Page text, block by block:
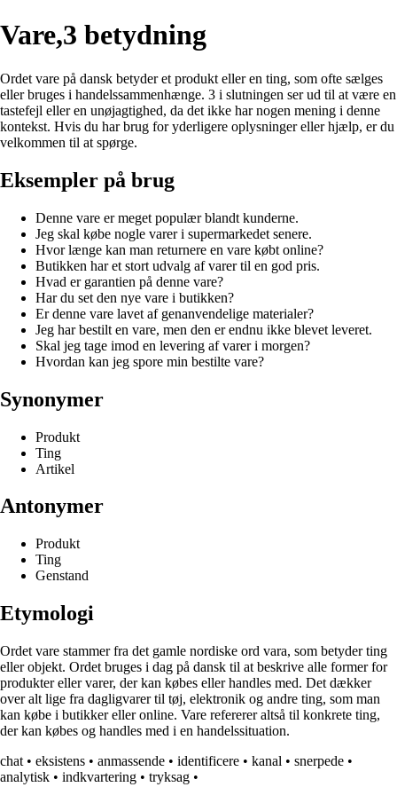
Vare,3 betydning
Ordet vare på dansk betyder et produkt eller en ting, som ofte sælges
eller bruges i handelssammenhænge. 3 i slutningen ser ud til at være en
tastefejl eller en unøjagtighed, da det ikke har nogen mening i denne
kontekst. Hvis du har brug for yderligere oplysninger eller hjælp, er du
velkommen til at spørge.
Eksempler på brug
Denne vare er meget populær blandt kunderne.
Jeg skal købe nogle varer i supermarkedet senere.
Hvor længe kan man returnere en vare købt online?
Butikken har et stort udvalg af varer til en god pris.
Hvad er garantien på denne vare?
Har du set den nye vare i butikken?
Er denne vare lavet af genanvendelige materialer?
Jeg har bestilt en vare, men den er endnu ikke blevet leveret.
Skal jeg tage imod en levering af varer i morgen?
Hvordan kan jeg spore min bestilte vare?
Synonymer
Produkt
Ting
Artikel
Antonymer
Produkt
Ting
Genstand
Etymologi
Ordet vare stammer fra det gamle nordiske ord vara, som betyder ting
eller objekt. Ordet bruges i dag på dansk til at beskrive alle former for
produkter eller varer, der kan købes eller handles med. Det dækker
over alt lige fra dagligvarer til tøj, elektronik og andre ting, som man
kan købe i butikker eller online. Vare refererer altså til konkrete ting,
der kan købes og handles med i en handelssituation.
chat • eksistens • anmassende • identificere • kanal • snerpede •
analytisk • indkvartering • tryksag •